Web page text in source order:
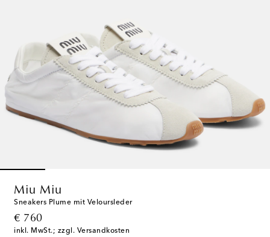
Miu Miu
Sneakers Plume mit Veloursleder
€ 760
original price
inkl. MwSt.; zzgl. Versandkosten